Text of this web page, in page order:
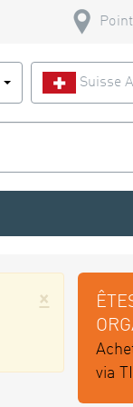
Suisse
×
via